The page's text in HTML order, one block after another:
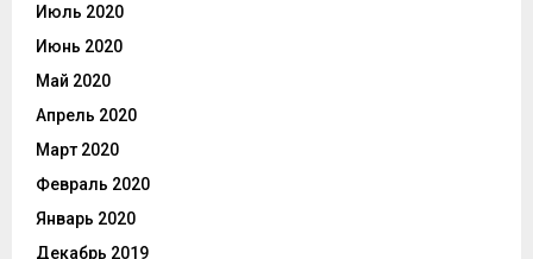
Июль 2020
Июнь 2020
Май 2020
Апрель 2020
Март 2020
Февраль 2020
Январь 2020
Декабрь 2019